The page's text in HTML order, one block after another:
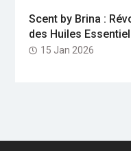
Scent by Brina :
des Huiles
15 Jan 2026